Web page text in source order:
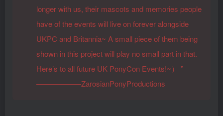
longer with us, their mascots and memories people
have of the events will live on forever alongside
UKPC and Britannia~ A small piece of them being
shown in this project will play no small part in that.
Here’s to all future UK PonyCon Events!~） ”
——————ZarosianPonyProductions